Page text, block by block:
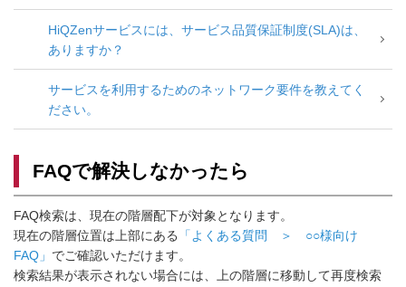
HiQZenサービスには、サービス品質保証制度(SLA)は、
ありますか？
サービスを利用するためのネットワーク要件を教えてく
ださい。
FAQで解決しなかったら
FAQ検索は、現在の階層配下が対象となります。
現在の階層位置は上部にある
「よくある質問 ＞ ○○様向け
FAQ」 でご確認いただけます。
検索結果が表示されない場合には、上の階層に移動して再度検索